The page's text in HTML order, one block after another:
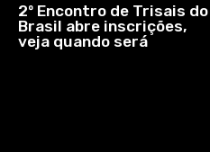
2º Encontro de Trisais do
Brasil abre inscrições,
veja quando será